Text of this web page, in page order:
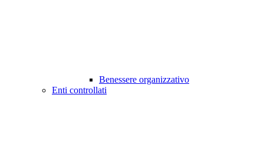
Benessere organizzativo
Enti controllati